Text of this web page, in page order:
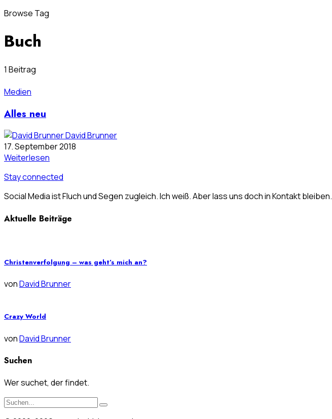
Browse Tag
Buch
1 Beitrag
Medien
Alles neu
David Brunner
17. September 2018
Weiterlesen
Stay connected
Social Media ist Fluch und Segen zugleich. Ich weiß. Aber lass uns doch in Kontakt bleiben.
Aktuelle Beiträge
Christenverfolgung – was geht’s mich an?
vonDavid Brunner
Crazy World
vonDavid Brunner
Suchen
Wer suchet, der findet.